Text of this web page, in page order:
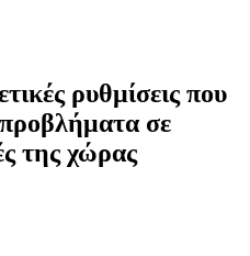
ρυθμίσεις που
προβλήματα σε
της χώρας